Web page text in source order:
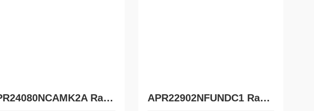
APR24080NCAMK2A Rabbit pAb APR22902NFUNDC1 Rabbit pAb